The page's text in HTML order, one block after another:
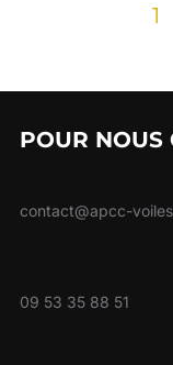
1
POUR NOUS
contact@apcc-
09 53 35 88 51